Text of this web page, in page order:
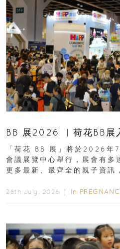
BB 展2026 ︳荷花BB展
「荷花 BB 展」將於2026年
會議展覽中心舉行，展會有
更多最新、最齊全的親子資訊
28th July, 2026 ｜ In